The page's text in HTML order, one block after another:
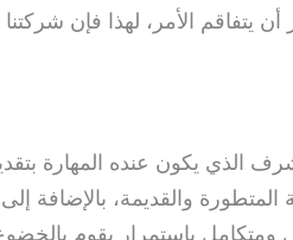
أن يتفاقم الأمر، لهذا فإن
يكون عنده المهارة
المتطورة والقديمة،
باستمرار يقوم بالخضوع